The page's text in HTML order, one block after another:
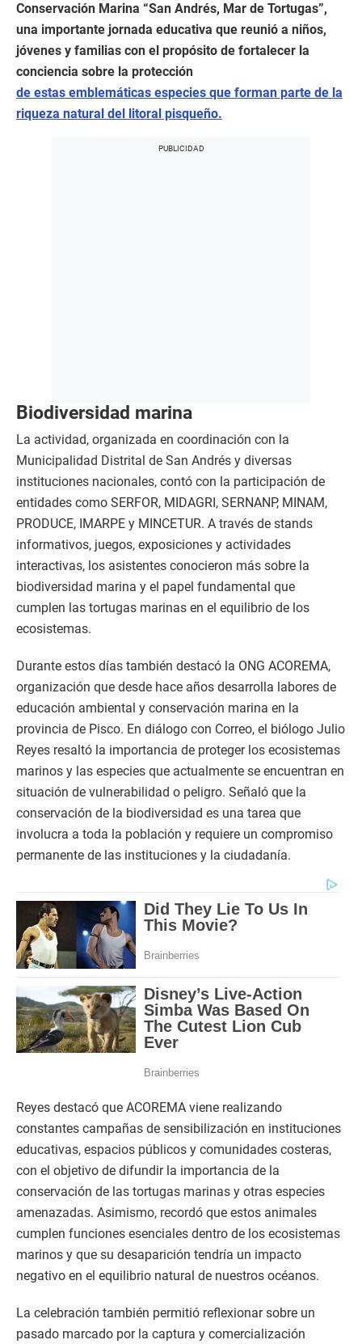
Conservación Marina “San Andrés, Mar de Tortugas”,
una importante jornada educativa que reunió a niños,
jóvenes y familias con el propósito de fortalecer la
conciencia sobre la protección
de estas emblemáticas especies que forman parte de la
riqueza natural del litoral pisqueño.
Biodiversidad marina
La actividad, organizada en coordinación con la
Municipalidad Distrital de San Andrés y diversas
instituciones nacionales, contó con la participación de
entidades como SERFOR, MIDAGRI, SERNANP, MINAM,
PRODUCE, IMARPE y MINCETUR. A través de stands
informativos, juegos, exposiciones y actividades
interactivas, los asistentes conocieron más sobre la
biodiversidad marina y el papel fundamental que
cumplen las tortugas marinas en el equilibrio de los
ecosistemas.
Durante estos días también destacó la ONG ACOREMA,
organización que desde hace años desarrolla labores de
educación ambiental y conservación marina en la
provincia de Pisco. En diálogo con Correo, el biólogo Julio
Reyes resaltó la importancia de proteger los ecosistemas
marinos y las especies que actualmente se encuentran en
situación de vulnerabilidad o peligro. Señaló que la
conservación de la biodiversidad es una tarea que
involucra a toda la población y requiere un compromiso
permanente de las instituciones y la ciudadanía.
Reyes destacó que ACOREMA viene realizando
constantes campañas de sensibilización en instituciones
educativas, espacios públicos y comunidades costeras,
con el objetivo de difundir la importancia de la
conservación de las tortugas marinas y otras especies
amenazadas. Asimismo, recordó que estos animales
cumplen funciones esenciales dentro de los ecosistemas
marinos y que su desaparición tendría un impacto
negativo en el equilibrio natural de nuestros océanos.
La celebración también permitió reflexionar sobre un
pasado marcado por la captura y comercialización